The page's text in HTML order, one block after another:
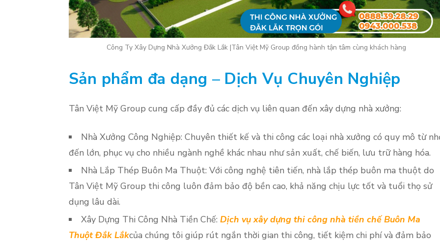
Công Ty Xây Dựng Nhà Xưởng Đắk Lắk |Tân Việt Mỹ Group đồng hành tận tâm cùng khách hàng
Sản phẩm đa dạng – Dịch Vụ Chuyên Nghiệp
Tân Việt Mỹ Group cung cấp đầy đủ các dịch vụ liên quan đến xây dựng nhà xưởng:
Nhà Xưởng Công Nghiệp: Chuyên thiết kế và thi công các loại nhà xưởng có quy mô từ
đến lớn, phục vụ cho nhiều ngành nghề khác nhau như sản xuất, chế biến, lưu trữ hàng hóa.
Nhà Lắp Thép Buôn Ma Thuột: Với công nghệ tiên tiến, nhà lắp thép buôn ma thuột do
Tân Việt Mỹ Group thi công luôn đảm bảo độ bền cao, khả năng chịu lực tốt và tuổi thọ sử
dụng lâu dài.
Xây Dựng Thi Công Nhà Tiền Chế: Dịch vụ xây dựng thi công nhà tiền chế Buôn Ma
Thuột Đắk Lắkcủa chúng tôi giúp rút ngắn thời gian thi công, tiết kiệm chi phí và đảm bảo